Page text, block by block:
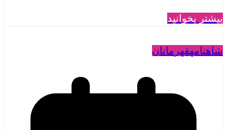
بیشتر بخوانید
شاهنامهقهرمانان